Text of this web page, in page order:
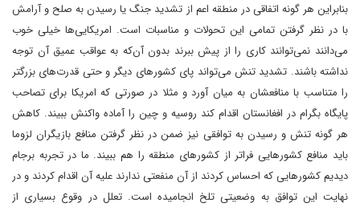
بنابراین هر گونه اتفاقی در منطقه اعم از تشدید جنگ یا رسیدن به صلح و آرامش
با در نظر گرفتن تمامی این تحولات و مناسبات است. امریکایی‌ها خیلی خوب
می‌دانند نمی‌توانند کاری را از پیش ببرند بدون آن‌که به عواقب عمیق آن توجه
نداشته باشند. تشدید تنش می‌تواند پای کشورهای دیگر و حتی قدرت‌های بزرگتر
را متناسب با منافعشان به میان آورد و مثلا در صورتی که امریکا برای تصاحب
پایگاه بگرام در افغانستان اقدام کند روسیه و چین را آماده واکنش ببیند. کاهش
هر گونه تنش و رسیدن به توافقی نیز ضمن در نظر گرفتن منافع بازیگران لزوما
باید منافع کشورهایی فراتر از کشورهای منطقه را هم ببیند. ما در تجربه برجام
دیدیم کشورهایی که احساس کردند از آن منفعتی ندارند علیه آن اقدام کردند و در
نهایت این توافق به وضعیتی تلخ انجامیده است. تعلل در وقوع بسیاری از